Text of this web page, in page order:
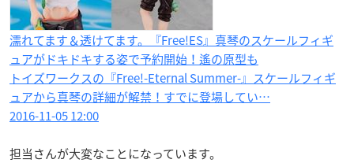
濡れてます＆透けてます。『Free!ES』真琴のスケールフィギ
ュアがドキドキする姿で予約開始！遙の原型も
トイズワークスの『Free!-Eternal Summer-』スケールフィギ
ュアから真琴の詳細が解禁！すでに登場してい…
2016-11-05 12:00
担当さんが大変なことになっています。